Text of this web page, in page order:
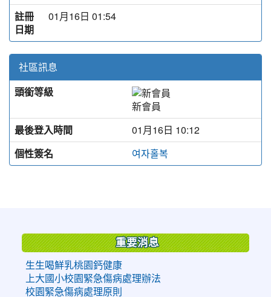
註冊
日期
01月16日 01:54
社區訊息
頭銜等級
新會員
最後登入時間
01月16日 10:12
個性簽名
여자홀복
重要消息
生生喝鮮乳桃園鈣健康
上大國小校園緊急傷病處理辦法
校園緊急傷病處理原則